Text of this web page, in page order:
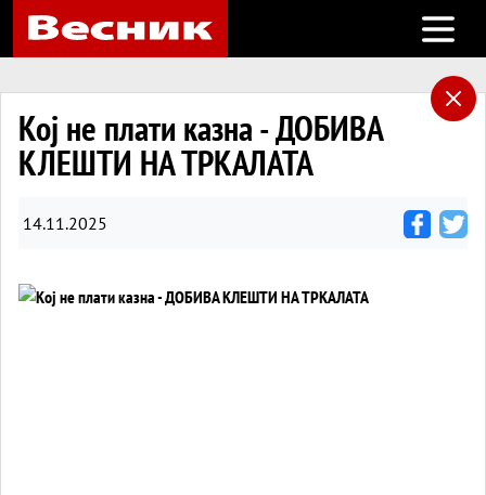
Open
Кој не плати казна - ДОБИВА
КЛЕШТИ НА ТРКАЛАТА
14.11.2025